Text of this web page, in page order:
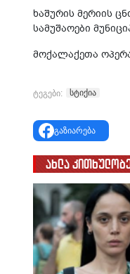
ხაშურის მერიის
სამუშაოები
მოქალაქეთა
ტეგები: სტიქია
გაზიარება
ახლა